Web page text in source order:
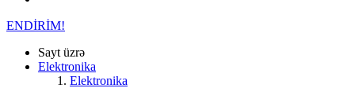
ENDİRİM!
Sayt üzrə
Elektronika
Elektronika